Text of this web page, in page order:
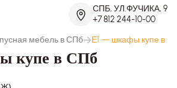
СПБ, УЛ.ФУЧИКА, 9
+7 812 244-10-00
мебель в СПб Е1 — шкафы купе в
купе в СПб